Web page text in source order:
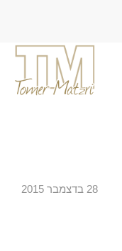
28 בדצמבר 2015